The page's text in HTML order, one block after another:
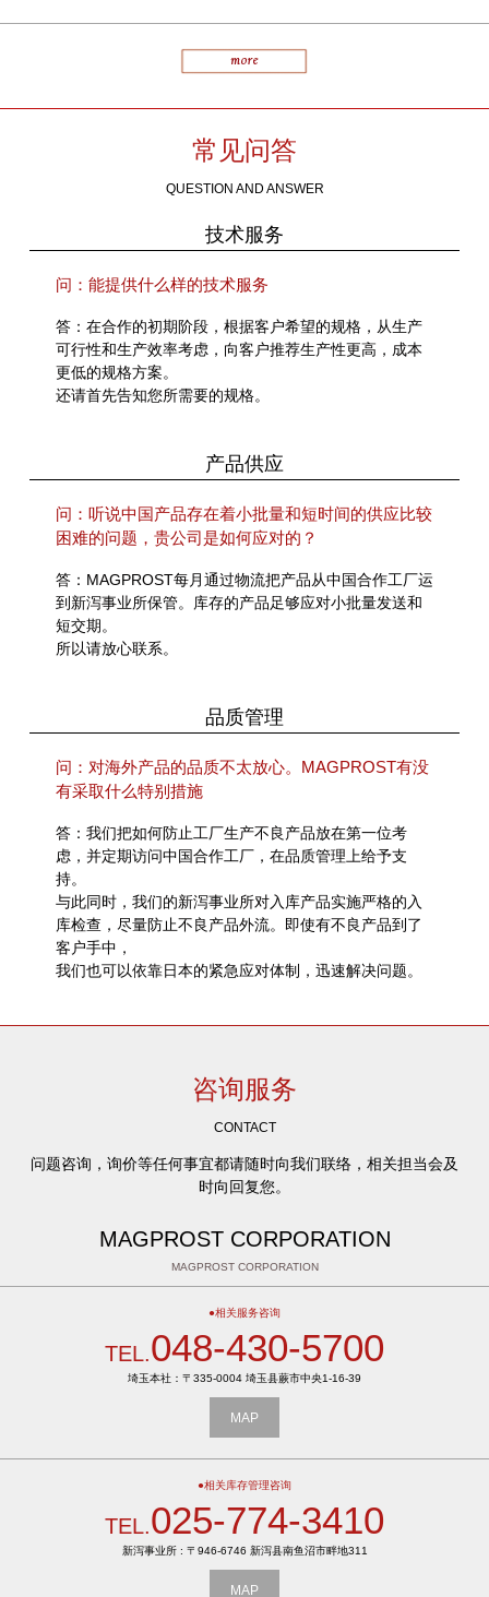
常见问答
QUESTION AND ANSWER
技术服务
问：能提供什么样的技术服务
答：在合作的初期阶段，根据客户希望的规格，从生产
可行性和生产效率考虑，向客户推荐生产性更高，成本
更低的规格方案。
还请首先告知您所需要的规格。
产品供应
问：听说中国产品存在着小批量和短时间的供应比较
困难的问题，贵公司是如何应对的？
答：MAGPROST每月通过物流把产品从中国合作工厂运
到新泻事业所保管。库存的产品足够应对小批量发送和
短交期。
所以请放心联系。
品质管理
问：对海外产品的品质不太放心。MAGPROST有没
有采取什么特别措施
答：我们把如何防止工厂生产不良产品放在第一位考
虑，并定期访问中国合作工厂，在品质管理上给予支
持。
与此同时，我们的新泻事业所对入库产品实施严格的入
库检查，尽量防止不良产品外流。即使有不良产品到了
客户手中，
我们也可以依靠日本的紧急应对体制，迅速解决问题。
咨询服务
CONTACT
问题咨询，询价等任何事宜都请随时向我们联络，相关担当会及
时向回复您。
MAGPROST CORPORATION
MAGPROST CORPORATION
●相关服务咨询
TEL.048-430-5700
埼玉本社：〒335-0004 埼玉县蕨市中央1-16-39
MAP
●相关库存管理咨询
TEL.025-774-3410
新泻事业所 : 〒946-6746 新泻县南鱼沼市畔地311
MAP